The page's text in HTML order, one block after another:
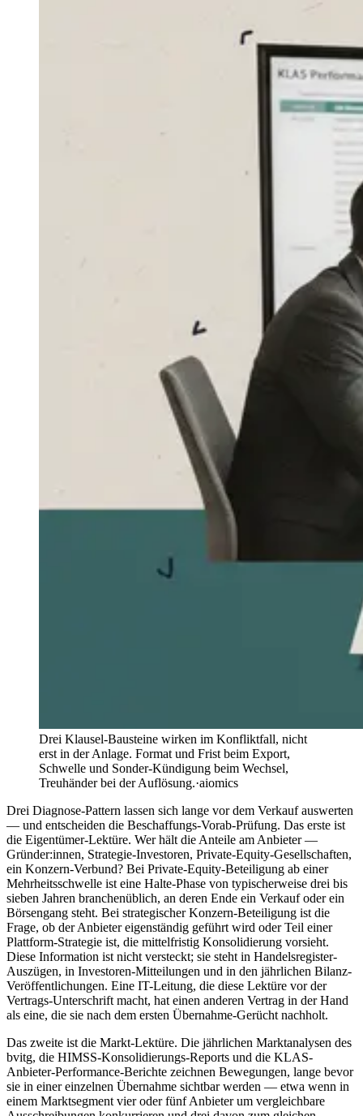
Drei Klausel-Bausteine wirken im Konfliktfall, nicht
erst in der Anlage. Format und Frist beim Export,
Schwelle und Sonder-Kündigung beim Wechsel,
Treuhänder bei der Auflösung.·aiomics
Drei Diagnose-Pattern lassen sich lange vor dem Verkauf auswerten
— und entscheiden die Beschaffungs-Vorab-Prüfung. Das erste ist
die Eigentümer-Lektüre. Wer hält die Anteile am Anbieter —
Gründer:innen, Strategie-Investoren, Private-Equity-Gesellschaften,
ein Konzern-Verbund? Bei Private-Equity-Beteiligung ab einer
Mehrheitsschwelle ist eine Halte-Phase von typischerweise drei bis
sieben Jahren branchenüblich, an deren Ende ein Verkauf oder ein
Börsengang steht. Bei strategischer Konzern-Beteiligung ist die
Frage, ob der Anbieter eigenständig geführt wird oder Teil einer
Plattform-Strategie ist, die mittelfristig Konsolidierung vorsieht.
Diese Information ist nicht versteckt; sie steht in Handelsregister-
Auszügen, in Investoren-Mitteilungen und in den jährlichen Bilanz-
Veröffentlichungen. Eine IT-Leitung, die diese Lektüre vor der
Vertrags-Unterschrift macht, hat einen anderen Vertrag in der Hand
als eine, die sie nach dem ersten Übernahme-Gerücht nachholt.
Das zweite ist die Markt-Lektüre. Die jährlichen Marktanalysen des
bvitg, die HIMSS-Konsolidierungs-Reports und die KLAS-
Anbieter-Performance-Berichte zeichnen Bewegungen, lange bevor
sie in einer einzelnen Übernahme sichtbar werden — etwa wenn in
einem Marktsegment vier oder fünf Anbieter um vergleichbare